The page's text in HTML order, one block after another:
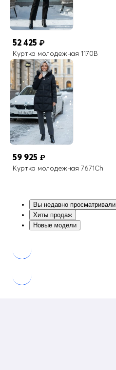
52 425 ₽
Куртка молодежная 1170B
59 925 ₽
Куртка молодежная 7671Ch
Вы недавно просматривали
Хиты продаж
Новые модели